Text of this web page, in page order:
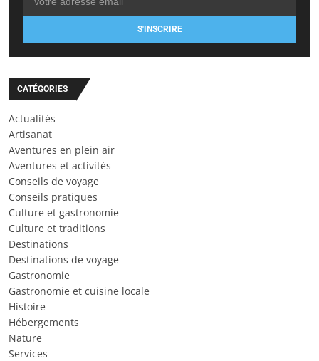
S'INSCRIRE
CATÉGORIES
Actualités
Artisanat
Aventures en plein air
Aventures et activités
Conseils de voyage
Conseils pratiques
Culture et gastronomie
Culture et traditions
Destinations
Destinations de voyage
Gastronomie
Gastronomie et cuisine locale
Histoire
Hébergements
Nature
Services